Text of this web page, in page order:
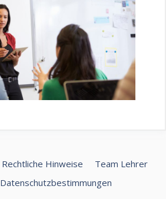
Rechtliche Hinweise
Team Lehrer
Datenschutzbestimmungen